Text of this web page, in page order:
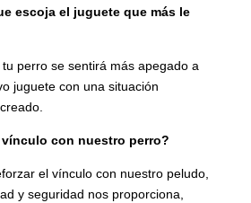
escoja el juguete que más le
perro se sentirá más apegado a
juguete con una situación
vínculo con nuestro perro?
el vínculo con nuestro peludo,
y seguridad nos proporciona,